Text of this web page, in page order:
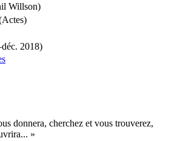
Willson)
2018)
donnera, cherchez et vous trouverez,
»